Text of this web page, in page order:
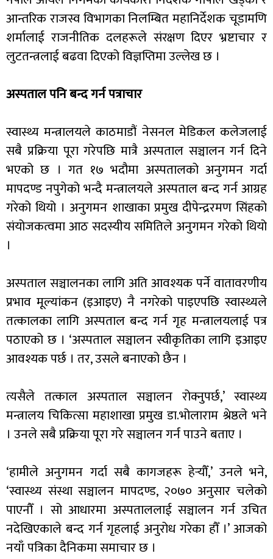
आन्तरिक राजस्व विभागका निलम्बित महानिर्देशक चूडामणि
शर्मालाई राजनीतिक दलहरूले संरक्षण दिएर भ्रष्टाचार र
लुटतन्त्रलाई बढवा दिएको विज्ञप्तिमा उल्लेख छ ।
अस्पताल पनि बन्द गर्न पत्राचार
स्वास्थ्य मन्त्रालयले काठमाडौं नेसनल मेडिकल कलेजलाई
सबै प्रक्रिया पूरा गरेपछि मात्रै अस्पताल सञ्चालन गर्न दिने
भएको छ । गत १७ भदौमा अस्पतालको अनुगमन गर्दा
मापदण्ड नपुगेको भन्दै मन्त्रालयले अस्पताल बन्द गर्न आग्रह
गरेको थियो । अनुगमन शाखाका प्रमुख दीपेन्द्ररमण सिंहको
संयोजकत्वमा आठ सदस्यीय समितिले अनुगमन गरेको थियो
।
अस्पताल सञ्चालनका लागि अति आवश्यक पर्ने वातावरणीय
प्रभाव मूल्यांकन (इआइए) नै नगरेको पाइएपछि स्वास्थ्यले
तत्कालका लागि अस्पताल बन्द गर्न गृह मन्त्रालयलाई पत्र
पठाएको छ । ‘अस्पताल सञ्चालन स्वीकृतिका लागि इआइए
आवश्यक पर्छ । तर, उसले बनाएको छैन ।
त्यसैले तत्काल अस्पताल सञ्चालन रोक्नुपर्छ,’ स्वास्थ्य
मन्त्रालय चिकित्सा महाशाखा प्रमुख डा.भोलाराम श्रेष्ठले भने
। उनले सबै प्रक्रिया पूरा गरे सञ्चालन गर्न पाउने बताए ।
‘हामीले अनुगमन गर्दा सबै कागजहरू हेर्‍यौँ,’ उनले भने,
‘स्वास्थ्य संस्था सञ्चालन मापदण्ड, २०७० अनुसार चलेको
पाएनौँ । सो आधारमा अस्पताललाई सञ्चालन गर्न उचित
नदेखिएकाले बन्द गर्न गृहलाई अनुरोध गरेका हौँ ।’ आजको
नयाँ पत्रिका दैनिकमा समाचार छ ।